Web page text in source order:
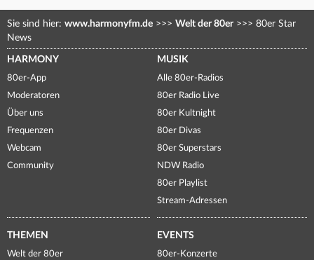
Sie sind hier: www.harmonyfm.de >>> Welt der 80er >>> 80er Star
News
HARMONY
80er-App
Moderatoren
Über uns
Frequenzen
Webcam
Community
MUSIK
Alle 80er-Radios
80er Radio Live
80er Kultnight
80er Divas
80er Superstars
NDW Radio
80er Playlist
Stream-Adressen
THEMEN
Welt der 80er
EVENTS
80er-Konzerte